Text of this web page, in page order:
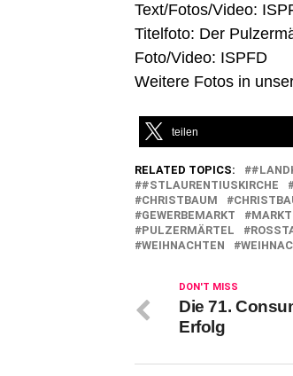
Text/Fotos/Video:
Titelfoto: Der
Foto/Video: ISPFD
Weitere Fotos in
teilen
RELATED TOPICS:
#STLAURENTIUSKIRCHE
CHRISTBAUM
GEWERBEMARKT
MARKT
PULZERMÄRTEL
WEIHNACHTEN
DON'T MISS
Die 71.
Erfolg